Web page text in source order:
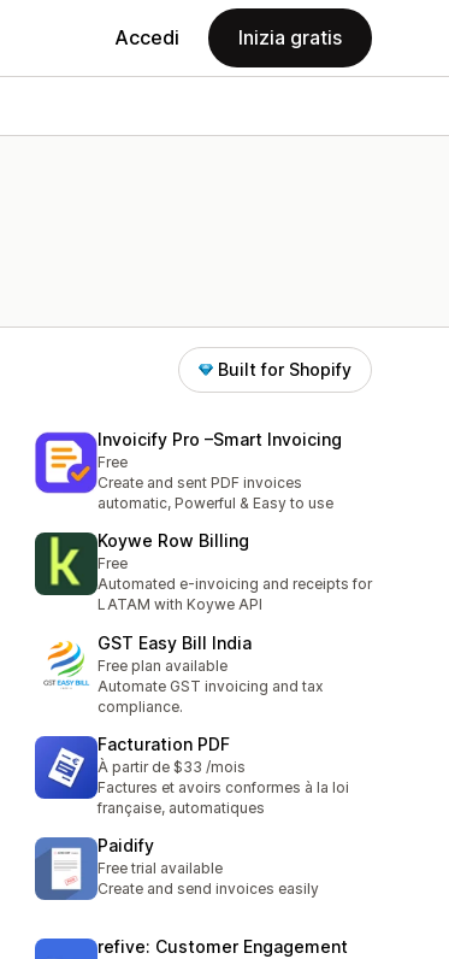
Accedi Inizia gratis
Built for Shopify
Invoicify Pro –Smart Invoicing
Free
Create and sent PDF invoices
automatic, Powerful & Easy to use
Koywe Row Billing
Free
Automated e-invoicing and receipts for
LATAM with Koywe API
GST Easy Bill India
Free plan available
Automate GST invoicing and tax
compliance.
Facturation PDF
À partir de $33 /mois
Factures et avoirs conformes à la loi
française, automatiques
Paidify
Free trial available
Create and send invoices easily
refive: Customer Engagement